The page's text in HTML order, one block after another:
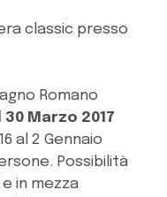
classic presso
Romano
Marzo 2017
al 2 Gennaio
Possibilità
in mezza